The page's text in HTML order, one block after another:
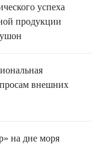
успеха
продукции
внешних
на дне моря